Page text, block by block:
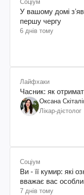
Соціум
У вашому домі
першу чергу
6 днів тому
Лайфхаки
Часник: як
Оксана
Лікар-дієтолог
Соціум
Ви - її кумир: які
вважає вас
7 днів тому